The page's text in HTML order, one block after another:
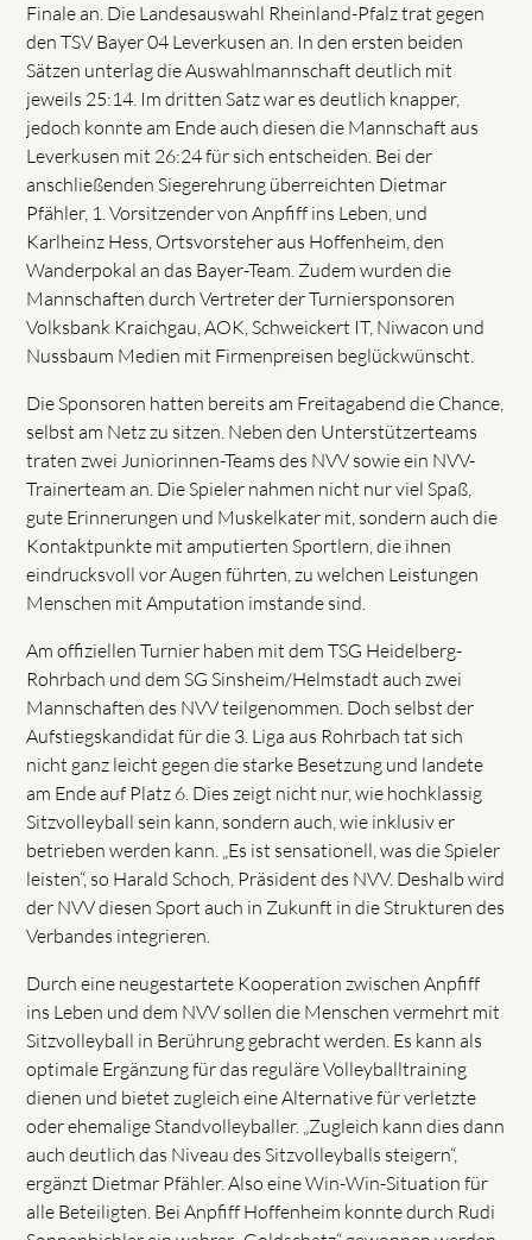
Finale an. Die Landesauswahl Rheinland-Pfalz trat gegen
den TSV Bayer 04 Leverkusen an. In den ersten beiden
Sätzen unterlag die Auswahlmannschaft deutlich mit
jeweils 25:14. Im dritten Satz war es deutlich knapper,
jedoch konnte am Ende auch diesen die Mannschaft aus
Leverkusen mit 26:24 für sich entscheiden. Bei der
anschließenden Siegerehrung überreichten Dietmar
Pfähler, 1. Vorsitzender von Anpfiff ins Leben, und
Karlheinz Hess, Ortsvorsteher aus Hoffenheim, den
Wanderpokal an das Bayer-Team. Zudem wurden die
Mannschaften durch Vertreter der Turniersponsoren
Volksbank Kraichgau, AOK, Schweickert IT, Niwacon und
Nussbaum Medien mit Firmenpreisen beglückwünscht.
Die Sponsoren hatten bereits am Freitagabend die Chance,
selbst am Netz zu sitzen. Neben den Unterstützerteams
traten zwei Juniorinnen-Teams des NVV sowie ein NVV-
Trainerteam an. Die Spieler nahmen nicht nur viel Spaß,
gute Erinnerungen und Muskelkater mit, sondern auch die
Kontaktpunkte mit amputierten Sportlern, die ihnen
eindrucksvoll vor Augen führten, zu welchen Leistungen
Menschen mit Amputation imstande sind.
Am offiziellen Turnier haben mit dem TSG Heidelberg-
Rohrbach und dem SG Sinsheim/Helmstadt auch zwei
Mannschaften des NVV teilgenommen. Doch selbst der
Aufstiegskandidat für die 3. Liga aus Rohrbach tat sich
nicht ganz leicht gegen die starke Besetzung und landete
am Ende auf Platz 6. Dies zeigt nicht nur, wie hochklassig
Sitzvolleyball sein kann, sondern auch, wie inklusiv er
betrieben werden kann. „Es ist sensationell, was die Spieler
leisten“, so Harald Schoch, Präsident des NVV. Deshalb wird
der NVV diesen Sport auch in Zukunft in die Strukturen des
Verbandes integrieren.
Durch eine neugestartete Kooperation zwischen Anpfiff
ins Leben und dem NVV sollen die Menschen vermehrt mit
Sitzvolleyball in Berührung gebracht werden. Es kann als
optimale Ergänzung für das reguläre Volleyballtraining
dienen und bietet zugleich eine Alternative für verletzte
oder ehemalige Standvolleyballer. „Zugleich kann dies dann
auch deutlich das Niveau des Sitzvolleyballs steigern“,
ergänzt Dietmar Pfähler. Also eine Win-Win-Situation für
alle Beteiligten. Bei Anpfiff Hoffenheim konnte durch Rudi